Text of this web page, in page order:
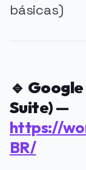
básicas)
🔹
Suite)—
https://
BR/